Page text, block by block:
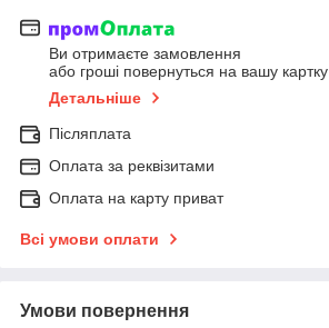
Ви отримаєте замовлення
або гроші повернуться на вашу картку
Детальніше
Післяплата
Оплата за реквізитами
Оплата на карту приват
Всі умови оплати
Умови повернення